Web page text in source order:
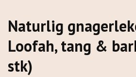
Naturlig
Loofah, tang &
stk)